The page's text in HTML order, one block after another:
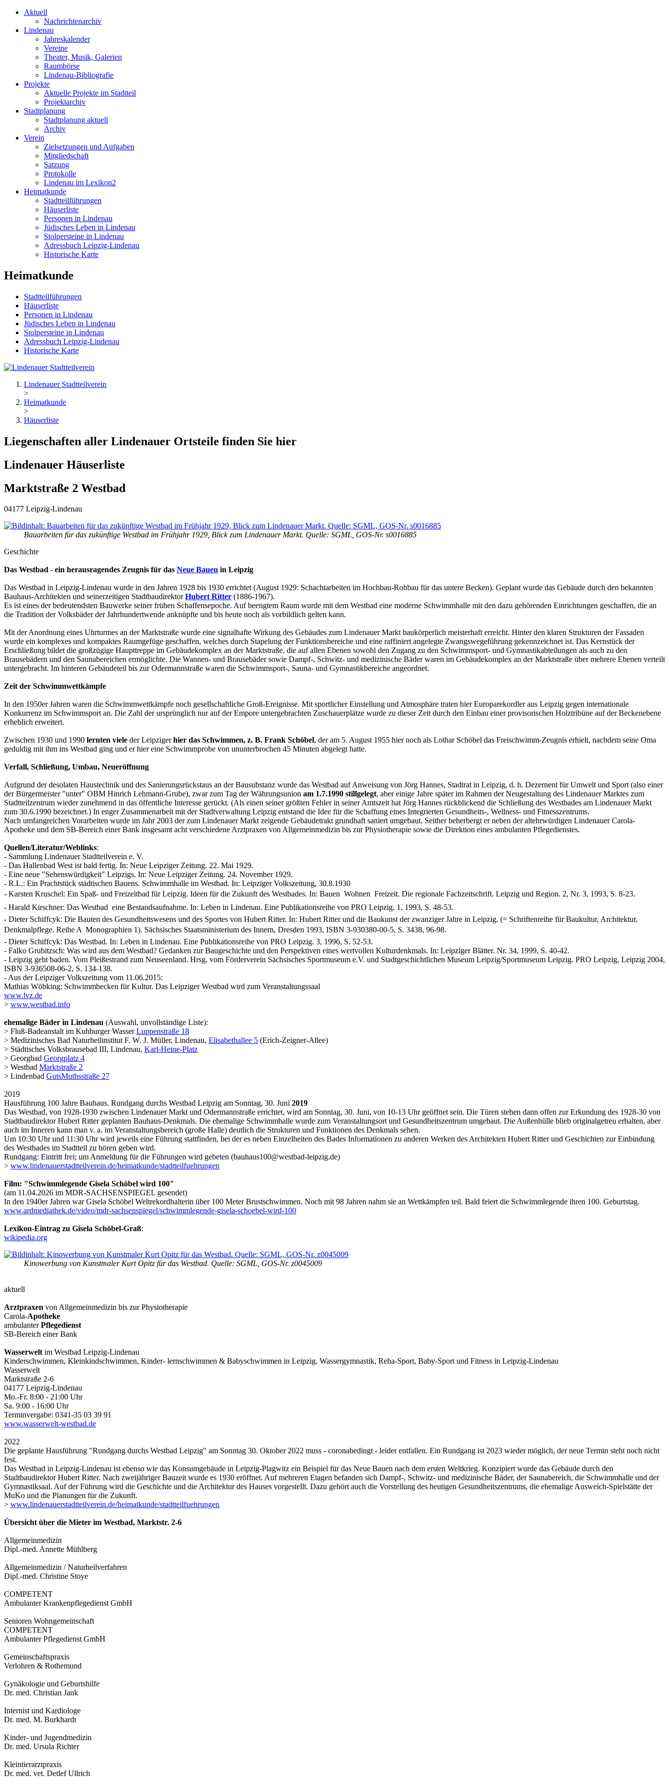
Aktuell
Nachrichtenarchiv
Lindenau
Jahreskalender
Vereine
Theater, Musik, Galerien
Raumbörse
Lindenau-Bibliografie
Projekte
Aktuelle Projekte im Stadtteil
Projektarchiv
Stadtplanung
Stadtplanung aktuell
Archiv
Verein
Zielsetzungen und Aufgaben
Mitgliedschaft
Satzung
Protokolle
Lindenau im Lexikon2
Heimatkunde
Stadtteilführungen
Häuserliste
Personen in Lindenau
Jüdisches Leben in Lindenau
Stolpersteine in Lindenau
Adressbuch Leipzig-Lindenau
Historische Karte
Heimatkunde
Stadtteilführungen
Häuserliste
Personen in Lindenau
Jüdisches Leben in Lindenau
Stolpersteine in Lindenau
Adressbuch Leipzig-Lindenau
Historische Karte
Lindenauer Stadtteilverein
>
Heimatkunde
>
Häuserliste
Liegenschaften aller Lindenauer Ortsteile finden Sie hier
Lindenauer Häuserliste
Marktstraße 2 Westbad
04177 Leipzig-Lindenau
Bauarbeiten für das zukünftige Westbad im Frühjahr 1929, Blick zum Lindenauer Markt. Quelle: SGML, GOS-Nr. s0016885
Geschichte
Das Westbad - ein herausragendes Zeugnis für das Neue Bauen in Leipzig
Das Westbad in Leipzig-Lindenau wurde in den Jahren 1928 bis 1930 errichtet (August 1929: Schachtarbeiten im Hochbau-Rohbau für das untere Becken). Geplant wurde das Gebäude durch den bekannten
Bauhaus-Architekten und seinerzeitigen StadtbaudirektorHubert Ritter (1886-1967).
Es ist eines der bedeutendsten Bauwerke seiner frühen Schaffensepoche. Auf beengtem Raum wurde mit dem Westbad eine moderne Schwimmhalle mit den dazu gehörenden Einrichtungen geschaffen, die an
die Tradition der Volksbäder der Jahrhundertwende anknüpfte und bis heute noch als vorbildlich gelten kann.
Mit der Anordnung eines Uhrturmes an der Marktstraße wurde eine signalhafte Wirkung des Gebäudes zum Lindenauer Markt baukörperlich meisterhaft erreicht. Hinter den klaren Strukturen der Fassaden
wurde ein komplexes und kompaktes Raumgefüge geschaffen, welches durch Stapelung der Funktionsbereiche und eine raffiniert angelegte Zwangswegeführung gekennzeichnet ist. Das Kernstück der
Erschließung bildet die großzügige Haupttreppe im Gebäudekomplex an der Marktstraße, die auf allen Ebenen sowohl den Zugang zu den Schwimmsport- und Gymnastikabteilungen als auch zu den
Brausebädern und den Saunabereichen ermöglichte. Die Wannen- und Brausebäder sowie Dampf-, Schwitz- und medizinische Bäder waren im Gebäudekomplex an der Marktstraße über mehrere Ebenen verteilt
untergebracht. Im hinteren Gebäudeteil bis zur Odermannstraße waren die Schwimmsport-, Sauna- und Gymnastikbereiche angeordnet.
Zeit der Schwimmwettkämpfe
In den 1950er Jahren waren die Schwimmwettkämpfe noch gesellschaftliche Groß-Ereignisse. Mit sportlicher Einstellung und Atmosphäre traten hier Europarekordler aus Leipzig gegen internationale
Konkurrenz im Schwimmsport an. Die Zahl der ursprünglich nur auf der Empore untergebrachten Zuschauerplätze wurde zu dieser Zeit durch den Einbau einer provisorischen Holztribüne auf der Beckenebene
erheblich erweitert.
Zwischen 1930 und 1990 lernten viele der Leipzigerhier das Schwimmen, z. B. Frank Schöbel, der am 5. August 1955 hier noch als Lothar Schöbel das Freischwimm-Zeugnis erhielt, nachdem seine Oma
geduldig mit ihm ins Westbad ging und er hier eine Schwimmprobe von ununterbrochen 45 Minuten abgelegt hatte.
Verfall, Schließung, Umbau, Neueröffnung
Aufgrund der desolaten Haustechnik und des Sanierungsrückstaus an der Bausubstanz wurde das Westbad auf Anweisung von Jörg Hannes, Stadtrat in Leipzig, d. h. Dezernent für Umwelt und Sport (also einer
der Bürgermeister "unter" OBM Hinrich Lehmann-Grube), zwar zum Tag der Währungsunion am 1.7.1990 stillgelegt, aber einige Jahre später im Rahmen der Neugestaltung des Lindenauer Marktes zum
Stadtteilzentrum wieder zunehmend in das öffentliche Interesse gerückt. (Als einen seiner größten Fehler in seiner Amtszeit hat Jörg Hannes rückblickend die Schließung des Westbades am Lindenauer Markt
zum 30.6.1990 bezeichnet.) In enger Zusammenarbeit mit der Stadtverwaltung Leipzig entstand die Idee für die Schaffung eines Integrierten Gesundheits-, Wellness- und Fitnesszentrums.
Nach umfangreichen Vorarbeiten wurde im Jahr 2003 der zum Lindenauer Markt zeigende Gebäudetrakt grundhaft saniert umgebaut. Seither beherbergt er neben der altehrwürdigen Lindenauer Carola-
Apotheke und dem SB-Bereich einer Bank insgesamt acht verschiedene Arztpraxen von Allgemeinmedizin bis zur Physiotherapie sowie die Direktion eines ambulanten Pflegedienstes.
Quellen/Literatur/Weblinks:
- Sammlung Lindenauer Stadtteilverein e. V.
- Das Hallenbad West ist bald fertig. In: Neue Leipziger Zeitung. 22. Mai 1929.
- Eine neue "Sehenswürdigkeit" Leipzigs. In: Neue Leipziger Zeitung. 24. November 1929.
- R.L.: Ein Prachtstück städtischen Bauens. Schwimmhalle im Westbad. In: Leipziger Volkszeitung, 30.8.1930
- Karsten Kruschel: Ein Spaß- und Freizeitbad für Leipzig. Ideen für die Zukunft des Westbades. In: Bauen  Wohnen  Freizeit. Die regionale Fachzeitschrift. Leipzig und Region. 2, Nr. 3, 1993, S. 8-23.
- Harald Kirschner: Das Westbad  eine Bestandsaufnahme. In: Leben in Lindenau. Eine Publikationsreihe von PRO Leipzig. 1, 1993, S. 48-53.
- Dieter Schiffcyk: Die Bauten des Gesundheitswesens und des Sportes von Hubert Ritter. In: Hubert Ritter und die Baukunst der zwanziger Jahre in Leipzig. (= Schriftenreihe für Baukultur, Architektur,
Denkmalpflege. Reihe A  Monographien 1). Sächsisches Staatsministerium des Innern, Dresden 1993, ISBN 3-930380-00-5, S. 3438, 96-98.
- Dieter Schiffcyk: Das Westbad. In: Leben in Lindenau. Eine Publikationsreihe von PRO Leipzig. 3, 1996, S. 52-53.
- Falko Grubitzsch: Was wird aus dem Westbad? Gedanken zur Baugeschichte und den Perspektiven eines wertvollen Kulturdenkmals. In: Leipziger Blätter. Nr. 34, 1999, S. 40-42.
- Leipzig geht baden. Vom Pleißestrand zum Neuseenland. Hrsg. vom Förderverein Sächsisches Sportmuseum e.V. und Stadtgeschichtlichen Museum Leipzig/Sportmuseum Leipzig. PRO Leipzig, Leipzig 2004,
ISBN 3-936508-06-2, S. 134-138.
- Aus der Leipziger Volkszeitung vom 11.06.2015:
Mathias Wöbking: Schwimmbecken für Kultur. Das Leipziger Westbad wird zum Veranstaltungssaal
www.lvz.de
> www.westbad.info
ehemalige Bäder in Lindenau (Auswahl, unvollständige Liste):
> Fluß-Badeanstalt im Kuhburger WasserLuppenstraße 18
> Medizinisches Bad Naturheilinstitut F. W. J. Müller, Lindenau, Elisabethallee 5 (Erich-Zeigner-Allee)
> Städtisches Volksbrausebad III, Lindenau, Karl-Heine-Platz
> Georgbad Georgplatz 4
> Westbad Marktstraße 2
> Lindenbad GutsMuthsstraße 27
2019
Hausführung 100 Jahre Bauhaus. Rundgang durchs Westbad Leipzig am Sonntag, 30. Juni 2019
Das Westbad, von 1928-1930 zwischen Lindenauer Markt und Odermannstraße errichtet, wird am Sonntag, 30. Juni, von 10-13 Uhr geöffnet sein. Die Türen stehen dann offen zur Erkundung des 1928-30 von
Stadtbaudirektor Hubert Ritter geplanten Bauhaus-Denkmals. Die ehemalige Schwimmhalle wurde zum Veranstaltungsort und Gesundheitszentrum umgebaut. Die Außenhülle blieb originalgetreu erhalten, aber
auch im Inneren kann man v. a. im Veranstaltungsbereich (große Halle) deutlich die Strukturen und Funktionen des Denkmals sehen.
Um 10:30 Uhr und 11:30 Uhr wird jeweils eine Führung stattfinden, bei der es neben Einzelheiten des Bades Informationen zu anderen Werken des Architekten Hubert Ritter und Geschichten zur Einbindung
des Westbades im Stadtteil zu hören geben wird.
Rundgang: Eintritt frei; um Anmeldung für die Führungen wird gebeten (bauhaus100@westbad-leipzig.de)
> www.lindenauerstadtteilverein.de/heimatkunde/stadtteilfuehrungen
Film: "Schwimmlegende Gisela Schöbel wird 100"
(am 11.04.2026 im MDR-SACHSENSPIEGEL gesendet)
In den 1940er Jahren war Gisela Schöbel Weltrekordhalterin über 100 Meter Brustschwimmen. Noch mit 98 Jahren nahm sie an Wettkämpfen teil. Bald feiert die Schwimmlegende ihren 100. Geburtstag.
www.ardmediathek.de/video/mdr-sachsenspiegel/schwimmlegende-gisela-schoebel-wird-100
Lexikon-Eintrag zu Gisela Schöbel-Graß:
wikipedia.org
Kinowerbung von Kunstmaler Kurt Opitz für das Westbad. Quelle: SGML, GOS-Nr. z0045009
aktuell
Arztpraxen von Allgemeinmedizin bis zur Physiotherapie
Carola-Apotheke
ambulanterPflegedienst
SB-Bereich einer Bank
Wasserweltim Westbad Leipzig-Lindenau
Kinderschwimmen, Kleinkindschwimmen, Kinder- lernschwimmen & Babyschwimmen in Leipzig, Wassergymnastik, Reha-Sport, Baby-Sport und Fitness in Leipzig-Lindenau
Wasserwelt
Marktstraße 2-6
04177 Leipzig-Lindenau
Mo.-Fr. 8:00 - 21:00 Uhr
Sa. 9:00 - 16:00 Uhr
Terminvergabe: 0341-35 03 39 91
www.wasserwelt-westbad.de
2022
Die geplante Hausführung "Rundgang durchs Westbad Leipzig" am Sonntag 30. Oktober 2022 muss - coronabedingt - leider entfallen. Ein Rundgang ist 2023 wieder möglich, der neue Termin steht noch nicht
fest.
Das Westbad in Leipzig-Lindenau ist ebenso wie das Konsumgebäude in Leipzig-Plagwitz ein Beispiel für das Neue Bauen nach dem ersten Weltkrieg. Konzipiert wurde das Gebäude durch den
Stadtbaudirektor Hubert Ritter. Nach zweijähriger Bauzeit wurde es 1930 eröffnet. Auf mehreren Etagen befanden sich Dampf-, Schwitz- und medizinische Bäder, der Saunabereich, die Schwimmhalle und der
Gymnastiksaal. Auf der Führung wird die Geschichte und die Architektur des Hauses vorgestellt. Dazu gehört auch die Vorstellung des heutigen Gesundheitszentrums, die ehemalige Ausweich-Spielstätte der
MuKo und die Planungen für die Zukunft.
> www.lindenauerstadtteilverein.de/heimatkunde/stadtteilfuehrungen
Übersicht über die Mieter im Westbad, Marktstr. 2-6
Allgemeinmedizin
Dipl.-med. Annette Mühlberg
Allgemeinmedizin / Naturheilverfahren
Dipl.-med. Christine Stoye
COMPETENT
Ambulanter Krankenpflegedienst GmbH
Senioren Wohngemeinschaft
COMPETENT
Ambulanter Pflegedienst GmbH
Gemeinschaftspraxis
Verlohren & Rothemund
Gynäkologie und Geburtshilfe
Dr. med. Christian Jank
Internist und Kardiologe
Dr. med. M. Burkhardt
Kinder- und Jugendmedizin
Dr. med. Ursula Richter
Kleintierarztpraxis
Dr. med. vet. Detlef Ullrich